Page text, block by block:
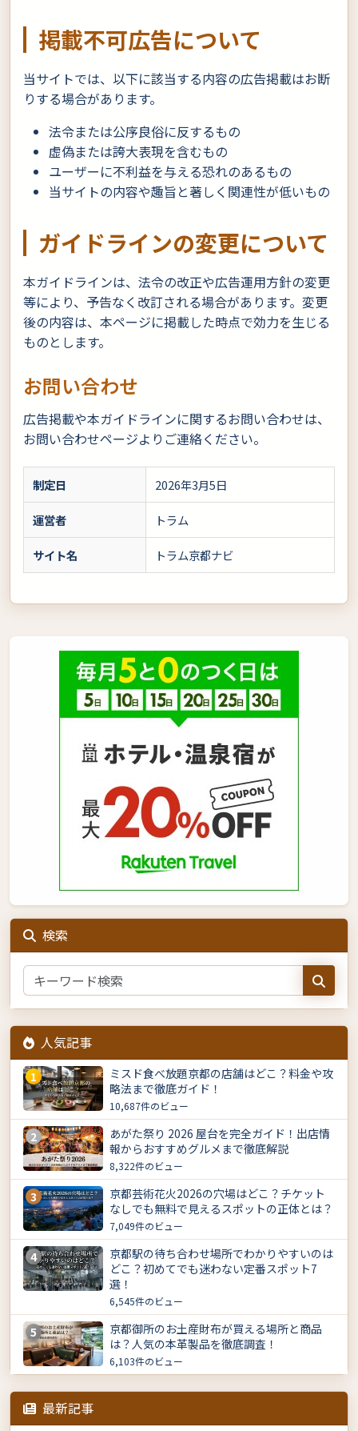
掲載不可広告について
当サイトでは、以下に該当する内容の広告掲載はお断
りする場合があります。
法令または公序良俗に反するもの
虚偽または誇大表現を含むもの
ユーザーに不利益を与える恐れのあるもの
当サイトの内容や趣旨と著しく関連性が低いもの
ガイドラインの変更について
本ガイドラインは、法令の改正や広告運用方針の変更
等により、予告なく改訂される場合があります。変更
後の内容は、本ページに掲載した時点で効力を生じる
ものとします。
お問い合わせ
広告掲載や本ガイドラインに関するお問い合わせは、
お問い合わせページよりご連絡ください。
制定日 2026年3月5日
運営者 トラム
サイト名 トラム京都ナビ
検索
人気記事
1
ミスド食べ放題京都の店舗はどこ？料金や攻
略法まで徹底ガイド！
10,687件のビュー
2
あがた祭り 2026 屋台を完全ガイド！出店情
報からおすすめグルメまで徹底解説
8,322件のビュー
3
京都芸術花火2026の穴場はどこ？チケット
なしでも無料で見えるスポットの正体とは？
7,049件のビュー
4
京都駅の待ち合わせ場所でわかりやすいのは
どこ？初めてでも迷わない定番スポット7
選！
6,545件のビュー
5
京都御所のお土産財布が買える場所と商品
は？人気の本革製品を徹底調査！
6,103件のビュー
最新記事